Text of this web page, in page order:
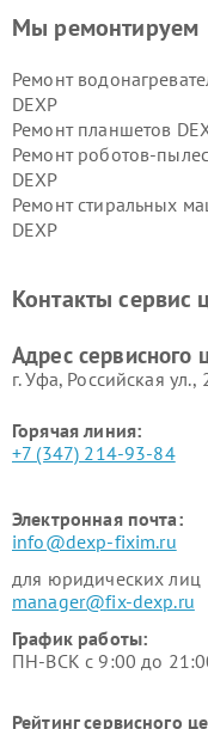
Мы ремонтируем
Ремонт
DEXP
Ремонт планшетов
Ремонт роботов-
DEXP
Ремонт стиральных
DEXP
Ремонт серверов DEXP
Контакты сервис
Адрес сервисного
г. Уфа, Российская ул.,
Горячая линия:
+7 (347) 214-93-84
Электронная почта:
info@dexp-fixim.ru
для юридических лиц
manager@fix-dexp.ru
График работы:
ПН-ВСК с 9:00 до
Рейтинг сервисного